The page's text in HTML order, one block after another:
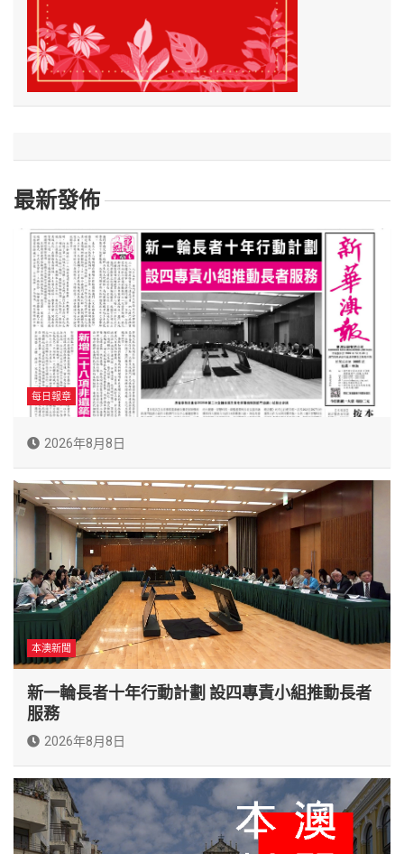
最新發佈
每日報章
2026年8月8日
本澳新聞
新一輪長者十年行動計劃 設四專責小組推動長者
服務
2026年8月8日